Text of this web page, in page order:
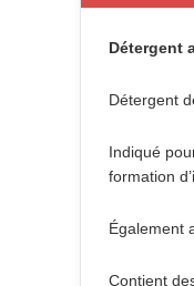
Détergent
Détergent
Indiqué
formation
Également
Contient